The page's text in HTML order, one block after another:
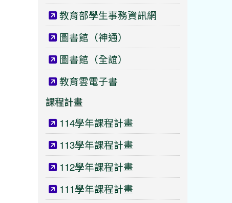
教育部學生事務資訊網
圖書館（神通）
圖書館（全誼）
教育雲電子書
課程計畫
114學年課程計畫
113學年課程計畫
112學年課程計畫
111學年課程計畫